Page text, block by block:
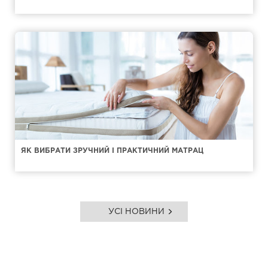
ЯК ВИБРАТИ ЗРУЧНИЙ І ПРАКТИЧНИЙ МАТРАЦ
УСІ НОВИНИ